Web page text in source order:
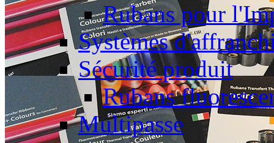
Rubans pour
Systèmes
Sécurité produit
Rubans
Multipasse